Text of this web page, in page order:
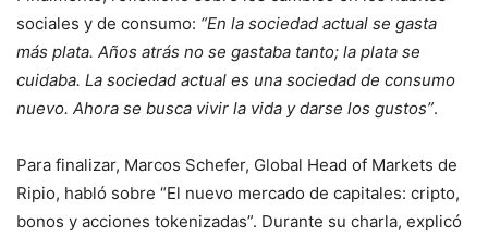
sociales y de consumo: “En la sociedad actual se gasta
más plata. Años atrás no se gastaba tanto; la plata se
cuidaba. La sociedad actual es una sociedad de consumo
nuevo. Ahora se busca vivir la vida y darse los gustos”.
Para finalizar, Marcos Schefer, Global Head of Markets de
Ripio, habló sobre “El nuevo mercado de capitales: cripto,
bonos y acciones tokenizadas”. Durante su charla, explicó